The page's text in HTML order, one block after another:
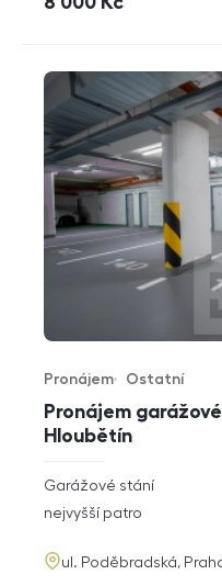
Pronájem
Hloubětín
Typ nabídky
Pronájem
Typ nemovitosti
Ostatní
rozměry
dispozice
Garážové stání
funkce
nejvyšší patro
adresa
ul. Poděbradská,